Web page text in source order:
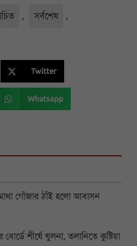
, সর্বশেষ ,
Twitter
Whatsapp
গোঁজার ঠাঁই হলো আবাসন
শীর্ষে খুলনা, তলানিতে কুষ্টিয়া